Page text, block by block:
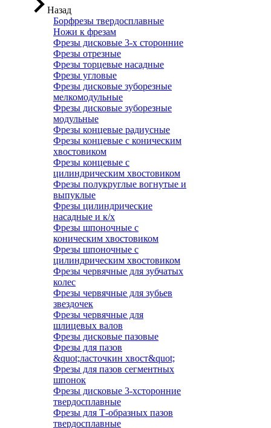
Назад
Борфрезы твердосплавные
Ножи к фрезам
Фрезы дисковые 3-х сторонние
Фрезы отрезные
Фрезы торцевые насадные
Фрезы угловые
Фрезы дисковые зуборезные
мелкомодульные
Фрезы дисковые зуборезные
модульные
Фрезы концевые радиусные
Фрезы концевые с коническим
хвостовиком
Фрезы концевые с
цилиндрическим хвостовиком
Фрезы полукруглые вогнутые и
выпуклые
Фрезы цилиндрические
насадные и к/х
Фрезы шпоночные с
коническим хвостовиком
Фрезы шпоночные с
цилиндрическим хвостовиком
Фрезы червячные для зубчатых
колес
Фрезы червячные для зубьев
звездочек
Фрезы червячные для
шлицевых валов
Фрезы дисковые пазовые
Фрезы для пазов
&quot;ласточкин хвост&quot;
Фрезы для пазов сегментных
шпонок
Фрезы дисковые 3-хсторонние
твердосплавные
Фрезы для Т-образных пазов
твердосплавные